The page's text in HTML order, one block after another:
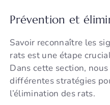
Prévention et
Savoir reconnaître les
rats est une étape
Dans cette section,
différentes stratégies
l’élimination des rats.